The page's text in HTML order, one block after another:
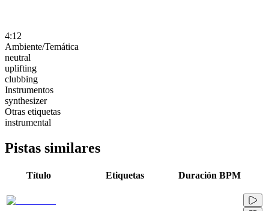
4:12
Ambiente/Temática
neutral
uplifting
clubbing
Instrumentos
synthesizer
Otras etiquetas
instrumental
Pistas similares
Título Etiquetas Duración BPM